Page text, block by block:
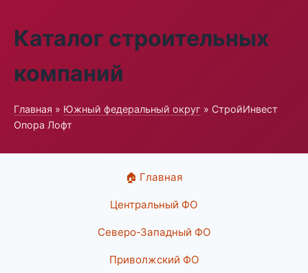
Каталог строительных
компаний
Главная » Южный федеральный округ » СтройИнвест
Опора Лофт
🏠 Главная
Центральный ФО
Северо-Западный ФО
Приволжский ФО